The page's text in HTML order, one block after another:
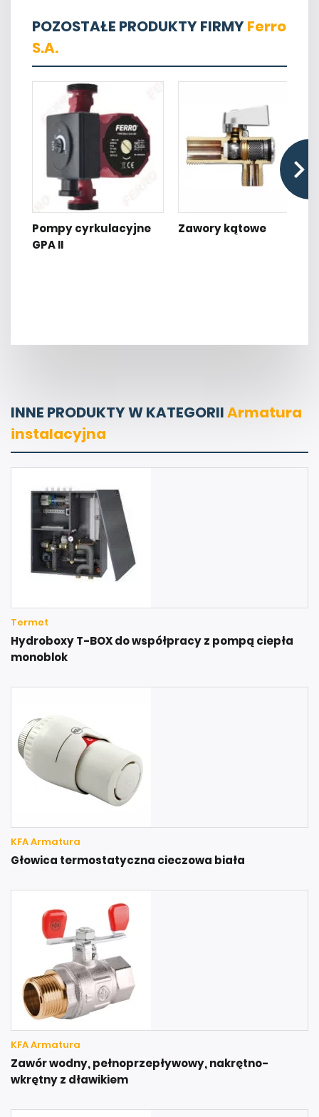
POZOSTAŁE PRODUKTY FIRMYFerro
S.A.
Pompy cyrkulacyjne
GPA II
Zawory kątowe
INNE PRODUKTY W KATEGORIIArmatura
instalacyjna
Termet
Hydroboxy T-BOX do współpracy z pompą ciepła
monoblok
KFA Armatura
Głowica termostatyczna cieczowa biała
KFA Armatura
Zawór wodny, pełnoprzepływowy, nakrętno-
wkrętny z dławikiem